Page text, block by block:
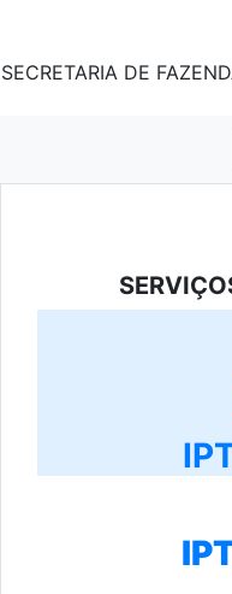
SECRETARIA DE